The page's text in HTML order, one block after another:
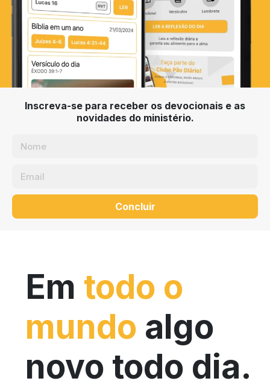
Inscreva-se para receber os devocionais e as
novidades do ministério.
Concluir
Em todo o
mundo algo
novo todo dia.